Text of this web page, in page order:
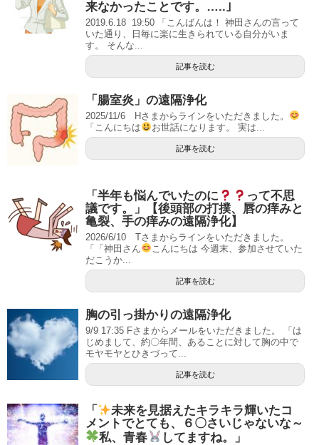
来なかったことです。…..｣
2019.6.18 19:50 「こんばんは！ 神田さんの言って
いた通り、日毎に楽に生きられている自分がいま
す。 そんな...
記事を読む
「腸室炎」の遠隔浄化
2025/11/6 Hさまからラインをいただきました。
「こんにちは
お世話になります。 実は...
記事を読む
「半年も悩んでいたのに
って不思
議です。」【後頭部の打撲、唇の痒みと
亀裂、手の痒みの遠隔浄化】
2026/6/10 Tさまからラインをいただきました。
「「神田さん
こんにちは 今週末、参加させていた
だこうか...
記事を読む
胸の引っ掛かりの遠隔浄化
9/9 17:35 Fさまからメールをいただきました。 「は
じめまして、約〇年間、あることに対して胸の中で
モヤモヤとひきづって...
記事を読む
「
未来を見据えたキラキラ輝いたコ
メントでとても、６〇さいじゃないな～
私、青春
してますね。」